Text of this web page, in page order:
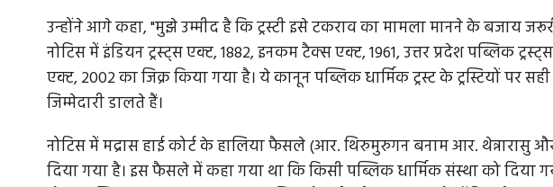
उन्होंने आगे कहा, "मुझे उम्मीद है कि ट्रस्टी इसे टकराव का मामला मानने के बजाय
नोटिस में इंडियन ट्रस्ट्स एक्ट, 1882, इनकम टैक्स एक्ट, 1961, उत्तर प्रदेश पब्लिक
एक्ट, 2002 का जिक्र किया गया है। ये कानून पब्लिक धार्मिक ट्रस्ट के ट्रस्टियों पर
जिम्मेदारी डालते हैं।
नोटिस में मद्रास हाई कोर्ट के हालिया फैसले (आर. थिरुमुरुगन बनाम आर. थेन्नारासु
दिया गया है। इस फैसले में कहा गया था कि किसी पब्लिक धार्मिक संस्था को दिया गया